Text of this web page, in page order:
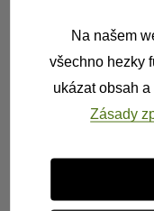
Na našem
všechno hezky
ukázat obsah
Zásady